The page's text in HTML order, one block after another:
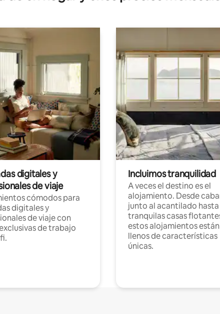
digitales y
de viaje
cómodos para
digitales y
de viaje con
de trabajo
Incluimos tranquilidad
A veces el destino es el
alojamiento. Desde
junto al acantilado hasta
tranquilas casas
estos alojamientos están
llenos de características
únicas.